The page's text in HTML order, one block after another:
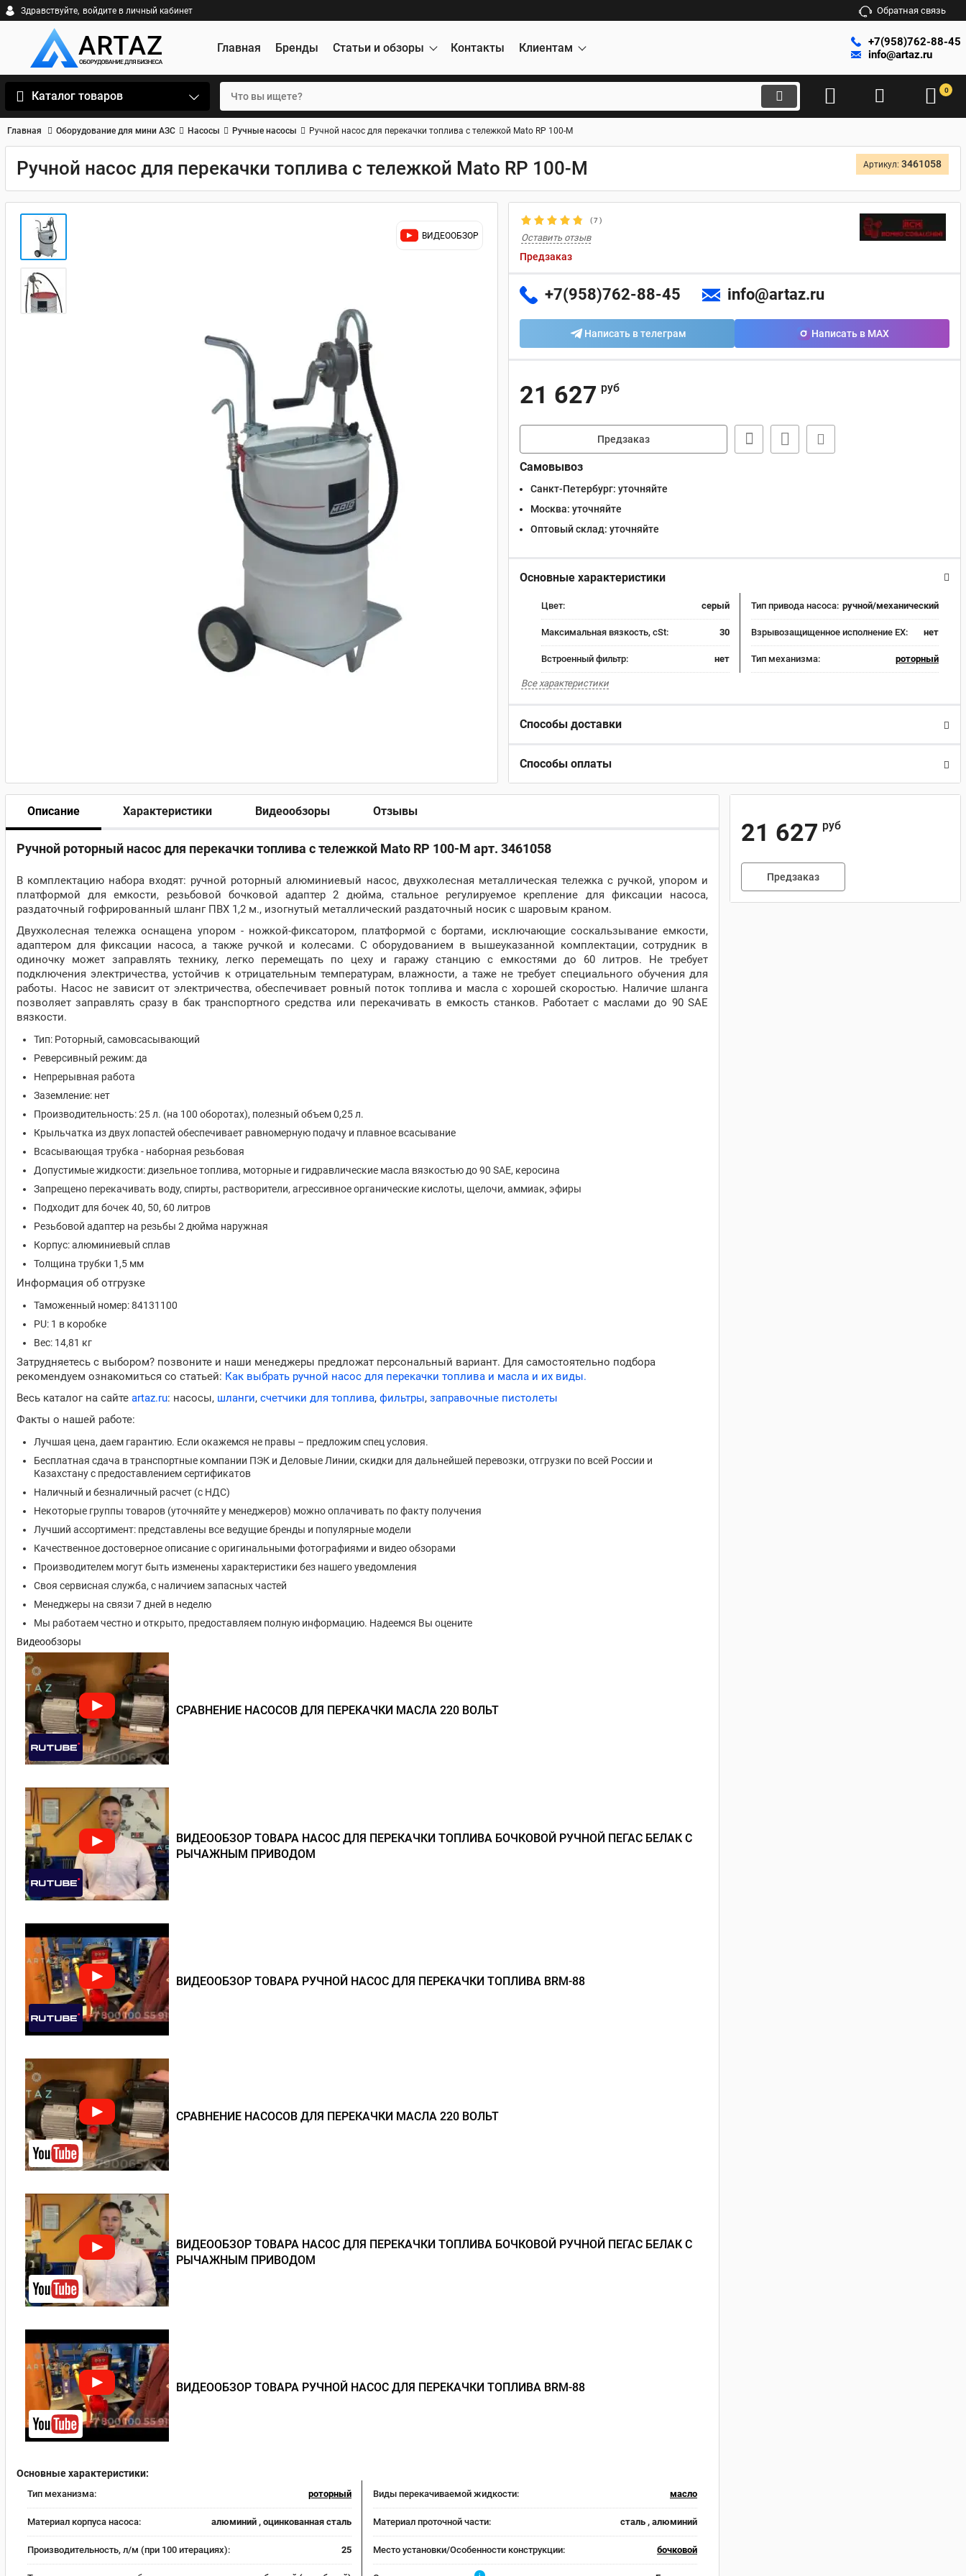
Здравствуйте, войдите в личный кабинет Обратная связь
Главная Бренды Статьи и обзоры Контакты Клиентам
+7(958)762-88-45
info@artaz.ru
Каталог товаров 0
Главная Оборудование для мини АЗС Насосы Ручные насосы Ручной насос для перекачки топлива с тележкой Mato RP 100-M
Ручной насос для перекачки топлива с тележкой Mato RP 100-M Артикул: 3461058
ВИДЕООБЗОР
(7)
Оставить отзыв
Предзаказ
+7(958)762-88-45 info@artaz.ru
Написать в телеграм Написать в MAX
21 627 руб
Предзаказ
Самовывоз
Санкт-Петербург: уточняйте
Москва: уточняйте
Оптовый склад: уточняйте
Основные характеристики
Цвет: серый Тип привода насоса: ручной/механический
Максимальная вязкость, cSt: 30 Взрывозащищенное исполнение EX: нет
Встроенный фильтр: нет Тип механизма: роторный
Все характеристики
Способы доставки
Способы оплаты
Описание Характеристики Видеообзоры Отзывы
Ручной роторный насос для перекачки топлива с тележкой Mato RP 100-M арт. 3461058
В комплектацию набора входят: ручной роторный алюминиевый насос, двухколесная металлическая тележка с ручкой, упором и
платформой для емкости, резьбовой бочковой адаптер 2 дюйма, стальное регулируемое крепление для фиксации насоса,
раздаточный гофрированный шланг ПВХ 1,2 м., изогнутый металлический раздаточный носик с шаровым краном.
Двухколесная тележка оснащена упором - ножкой-фиксатором, платформой с бортами, исключающие соскальзывание емкости,
адаптером для фиксации насоса, а также ручкой и колесами. С оборудованием в вышеуказанной комплектации, сотрудник в
одиночку может заправлять технику, легко перемещать по цеху и гаражу станцию с емкостями до 60 литров. Не требует
подключения электричества, устойчив к отрицательным температурам, влажности, а таже не требует специального обучения для
работы. Насос не зависит от электричества, обеспечивает ровный поток топлива и масла с хорошей скоростью. Наличие шланга
позволяет заправлять сразу в бак транспортного средства или перекачивать в емкость станков. Работает с маслами до 90 SAE
вязкости.
Тип: Роторный, самовсасывающий
Реверсивный режим: да
Непрерывная работа
Заземление: нет
Производительность: 25 л. (на 100 оборотах), полезный объем 0,25 л.
Крыльчатка из двух лопастей обеспечивает равномерную подачу и плавное всасывание
Всасывающая трубка - наборная резьбовая
Допустимые жидкости: дизельное топлива, моторные и гидравлические масла вязкостью до 90 SAE, керосина
Запрещено перекачивать воду, спирты, растворители, агрессивное органические кислоты, щелочи, аммиак, эфиры
Подходит для бочек 40, 50, 60 литров
Резьбовой адаптер на резьбы 2 дюйма наружная
Корпус: алюминиевый сплав
Толщина трубки 1,5 мм
Информация об отгрузке
Таможенный номер: 84131100
PU: 1 в коробке
Вес: 14,81 кг
Затрудняетесь с выбором? позвоните и наши менеджеры предложат персональный вариант. Для самостоятельно подбора
рекомендуем ознакомиться со статьей: Как выбрать ручной насос для перекачки топлива и масла и их виды.
Весь каталог на сайте artaz.ru: насосы, шланги, счетчики для топлива, фильтры, заправочные пистолеты
Факты о нашей работе:
Лучшая цена, даем гарантию. Если окажемся не правы – предложим спец условия.
Бесплатная сдача в транспортные компании ПЭК и Деловые Линии, скидки для дальнейшей перевозки, отгрузки по всей России и
Казахстану с предоставлением сертификатов
Наличный и безналичный расчет (с НДС)
Некоторые группы товаров (уточняйте у менеджеров) можно оплачивать по факту получения
Лучший ассортимент: представлены все ведущие бренды и популярные модели
Качественное достоверное описание с оригинальными фотографиями и видео обзорами
Производителем могут быть изменены характеристики без нашего уведомления
Своя сервисная служба, с наличием запасных частей
Менеджеры на связи 7 дней в неделю
Мы работаем честно и открыто, предоставляем полную информацию. Надеемся Вы оцените
Видеообзоры
СРАВНЕНИЕ НАСОСОВ ДЛЯ ПЕРЕКАЧКИ МАСЛА 220 ВОЛЬТ
ВИДЕООБЗОР ТОВАРА НАСОС ДЛЯ ПЕРЕКАЧКИ ТОПЛИВА БОЧКОВОЙ РУЧНОЙ ПЕГАС БЕЛАК С
РЫЧАЖНЫМ ПРИВОДОМ
ВИДЕООБЗОР ТОВАРА РУЧНОЙ НАСОС ДЛЯ ПЕРЕКАЧКИ ТОПЛИВА BRM-88
СРАВНЕНИЕ НАСОСОВ ДЛЯ ПЕРЕКАЧКИ МАСЛА 220 ВОЛЬТ
ВИДЕООБЗОР ТОВАРА НАСОС ДЛЯ ПЕРЕКАЧКИ ТОПЛИВА БОЧКОВОЙ РУЧНОЙ ПЕГАС БЕЛАК С
РЫЧАЖНЫМ ПРИВОДОМ
ВИДЕООБЗОР ТОВАРА РУЧНОЙ НАСОС ДЛЯ ПЕРЕКАЧКИ ТОПЛИВА BRM-88
Основные характеристики:
Тип механизма: роторный Виды перекачиваемой жидкости: масло
Материал корпуса насоса: алюминий , оцинкованная сталь Материал проточной части: сталь , алюминий
Производительность, л/м (при 100 итерациях): 25 Место установки/Особенности конструкции: бочковой
21 627 руб
Предзаказ